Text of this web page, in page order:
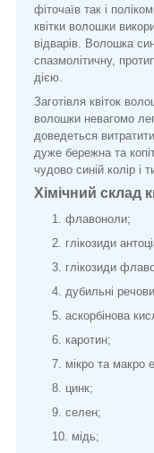
фіточаїв так і
квітки волошки
відварів. Волошка
спазмолітичну,
дією.
Заготівля квіток
волошки невагомо
доведеться
дуже бережна та
чудово синій колір і
Хімічний склад
флавоноли;
глікозиди
глікозиди
дубильні
аскорбінова
каротин;
мікро та макро
цинк;
селен;
мідь;